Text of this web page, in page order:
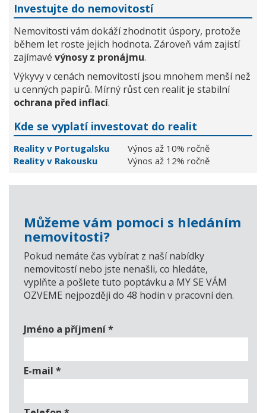
Investujte do nemovitostí
Nemovitosti vám dokáží zhodnotit úspory, protože
během let roste jejich hodnota. Zároveň vám zajistí
zajímavé výnosy z pronájmu.
Výkyvy v cenách nemovitostí jsou mnohem menší než
u cenných papírů. Mírný růst cen realit je stabilní
ochrana před inflací.
Kde se vyplatí investovat do realit
Reality v Portugalsku
Výnos až 10% ročně
Reality v Rakousku
Výnos až 12% ročně
Můžeme vám pomoci s hledáním
nemovitosti?
Pokud nemáte čas vybírat z naší nabídky
nemovitostí nebo jste nenašli, co hledáte,
vyplňte a pošlete tuto poptávku a MY SE VÁM
OZVEME nejpozději do 48 hodin v pracovní den.
Jméno a příjmení*
E-mail *